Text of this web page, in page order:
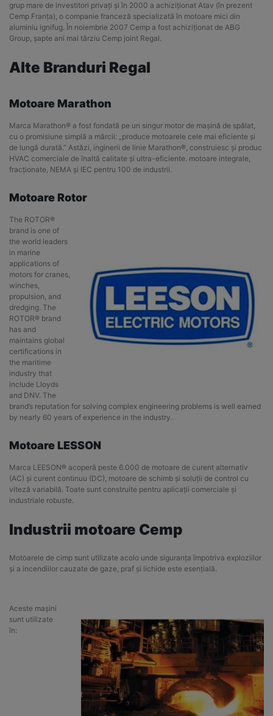
grup mare de investitori privați și în 2000 a achiziționat Atav (în prezent
Cemp Franța), o companie franceză specializată în motoare mici din
aluminiu ignifug. În noiembrie 2007 Cemp a fost achiziționat de ABG
Group, șapte ani mai târziu Cemp joint Regal.
Alte Branduri Regal
Motoare Marathon
Marca Marathon® a fost fondată pe un singur motor de mașină de spălat,
cu o promisiune simplă a mărcii: „produce motoarele cele mai eficiente și
de lungă durată.” Astăzi, inginerii de linie Marathon®, construiesc și produc
HVAC comerciale de înaltă calitate și ultra-eficiente. motoare integrale,
fracționate, NEMA și IEC pentru 100 de industrii.
Motoare Rotor
The ROTOR®
brand is one of
the world leaders
in marine
applications of
motors for cranes,
winches,
propulsion, and
dredging. The
ROTOR® brand
has and
maintains global
certifications in
the maritime
industry that
include Lloyds
and DNV. The
brand’s reputation for solving complex engineering problems is well earned
by nearly 60 years of experience in the industry.
Motoare LESSON
Marca LEESON® acoperă peste 6.000 de motoare de curent alternativ
(AC) și curent continuu (DC), motoare de schimb și soluții de control cu
viteză variabilă. Toate sunt construite pentru aplicații comerciale și
industriale robuste.
Industrii motoare Cemp
Motoarele de cimp sunt utilizate acolo unde siguranța împotriva exploziilor
și a incendiilor cauzate de gaze, praf și lichide este esențială.
Aceste mașini
sunt utilizate
în: